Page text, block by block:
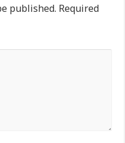
published. Required